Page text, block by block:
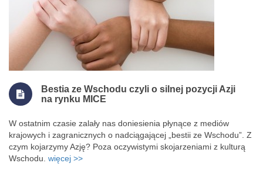
Bestia ze Wschodu czyli o silnej pozycji Azji
na rynku MICE
W ostatnim czasie zalały nas doniesienia płynące z mediów
krajowych i zagranicznych o nadciągającej „bestii ze Wschodu”. Z
czym kojarzymy Azję? Poza oczywistymi skojarzeniami z kulturą
Wschodu. więcej >>